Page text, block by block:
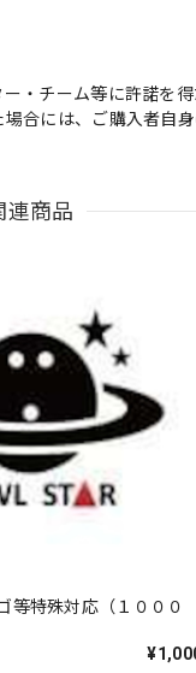
・チーム等に許諾を
合には、ご購入者自
連商品
等特殊対応（１０００